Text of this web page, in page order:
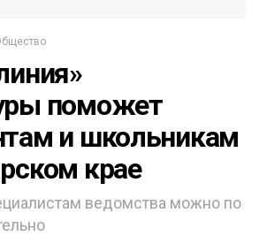
поможет
и школьникам
крае
ведомства можно по